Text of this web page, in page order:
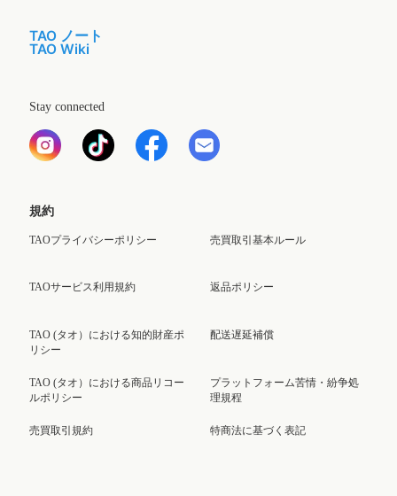
TAO ノート
TAO Wiki
Stay connected
規約
TAOプライバシーポリシー
TAOサービス利用規約
TAO (タオ）における知的財産ポ
リシー
TAO (タオ）における商品リコー
ルポリシー
売買取引規約
売買取引基本ルール
返品ポリシー
配送遅延補償
プラットフォーム苦情・紛争処
理規程
特商法に基づく表記